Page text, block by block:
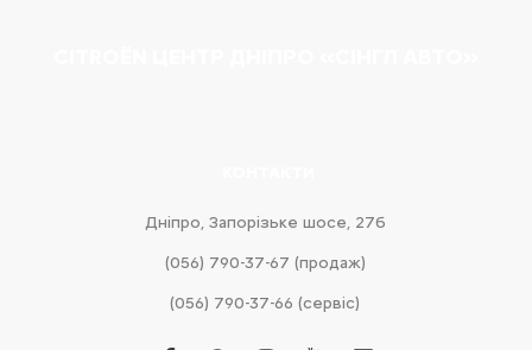
Дніпро, Запорізьке шосе, 27б
(056) 790-37-67 (продаж)
(056) 790-37-66 (сервіс)